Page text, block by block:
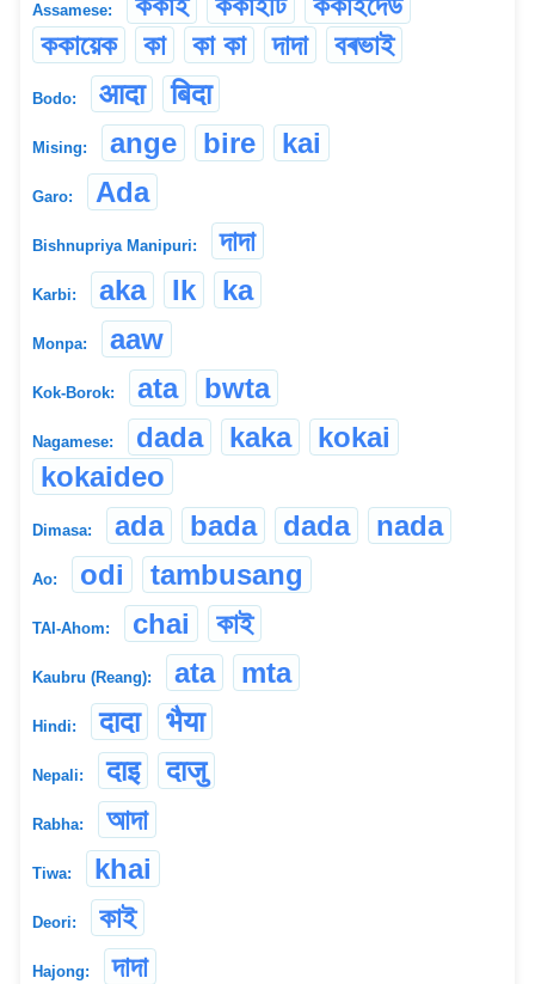
Assamese:
ককায়েক
কা কা কা দাদা বৰভাই
Bodo: आदा बिदा
Mising: ange bire kai
Garo: Ada
Bishnupriya Manipuri: দাদা
Karbi: aka Ik ka
Monpa: aaw
Kok-Borok: ata bwta
Nagamese: dada kaka
kokai
kokaideo
Dimasa: ada bada dada nada
Ao: odi tambusang
TAI-Ahom: chai কাই
Kaubru (Reang): ata mta
Hindi: दादा भैया
Nepali: दाइ दाजु
Rabha: আদা
Tiwa: khai
Deori: কাই
Hajong: দাদা